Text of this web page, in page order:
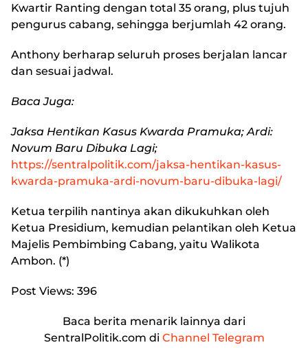
Kwartir Ranting dengan total 35 orang, plus tujuh
pengurus cabang, sehingga berjumlah 42 orang.
Anthony berharap seluruh proses berjalan lancar
dan sesuai jadwal.
Baca Juga:
Jaksa Hentikan Kasus Kwarda Pramuka; Ardi:
Novum Baru Dibuka Lagi;
https://sentralpolitik.com/jaksa-hentikan-kasus-
kwarda-pramuka-ardi-novum-baru-dibuka-lagi/
Ketua terpilih nantinya akan dikukuhkan oleh
Ketua Presidium, kemudian pelantikan oleh Ketua
Majelis Pembimbing Cabang, yaitu Walikota
Ambon. (*)
Post Views: 396
Baca berita menarik lainnya dari
SentralPolitik.com di Channel Telegram